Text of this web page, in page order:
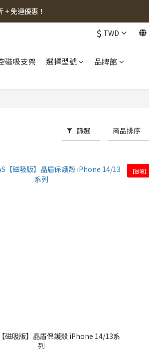
+ 免運優惠！
$ TWD
磁吸支架 選擇型號 品牌館
篩選 商品排序
磁吸版】晶盾保護殼 iPhone 14/13系
列
【磁吸】